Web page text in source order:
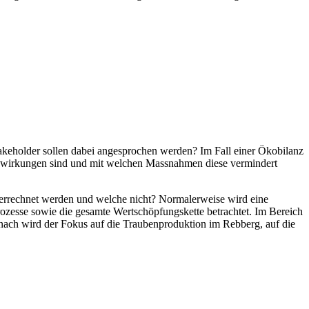
sollen dabei angesprochen werden? Im Fall einer Ökobilanz
sind und mit welchen Massnahmen diese vermindert
werden und welche nicht? Normalerweise wird eine
sowie die gesamte Wertschöpfungskette betrachtet. Im Bereich
wird der Fokus auf die Traubenproduktion im Rebberg, auf die